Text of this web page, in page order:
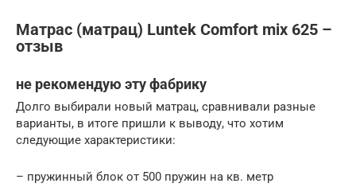
Матрас (матрац) Luntek Comfort mix 625 –
отзыв
не рекомендую эту фабрику
Долго выбирали новый матрац, сравнивали разные
варианты, в итоге пришли к выводу, что хотим
следующие характеристики:
– пружинный блок от 500 пружин на кв. метр